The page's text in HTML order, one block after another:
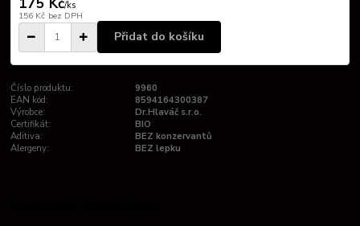
/ks
156 Kč bez DPH
Přidat do košíku
Číslo produktu:
9960
EAN kód:
8594164300387
Výrobce:
Dr.Hlaváč s.r.o.
Certifikát:
BIO
Aditiva:
BEZ konzervantů
Alergeny:
BEZ lepku